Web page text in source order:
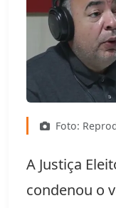
Foto:
A Justiça
condenou o